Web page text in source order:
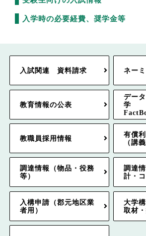
入学時の必要経費、奨学金等
入試関連 資料請求 ネー
教育情報の公表
デー
学
教職員採用情報
有償
（講
調達情報（物品・役務
等）
調達
計・
入構申請（郡元地区業
者用）
大学
取材